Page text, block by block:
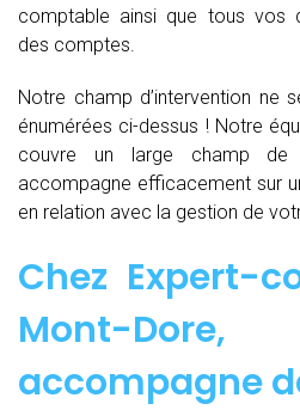
comptable ainsi que tous vos
des comptes.
Notre champ d’intervention ne
énumérées ci-dessus ! Notre
couvre un large champ de
accompagne efficacement sur
en relation avec la gestion de
Chez Expert-
Mont-
accompagne